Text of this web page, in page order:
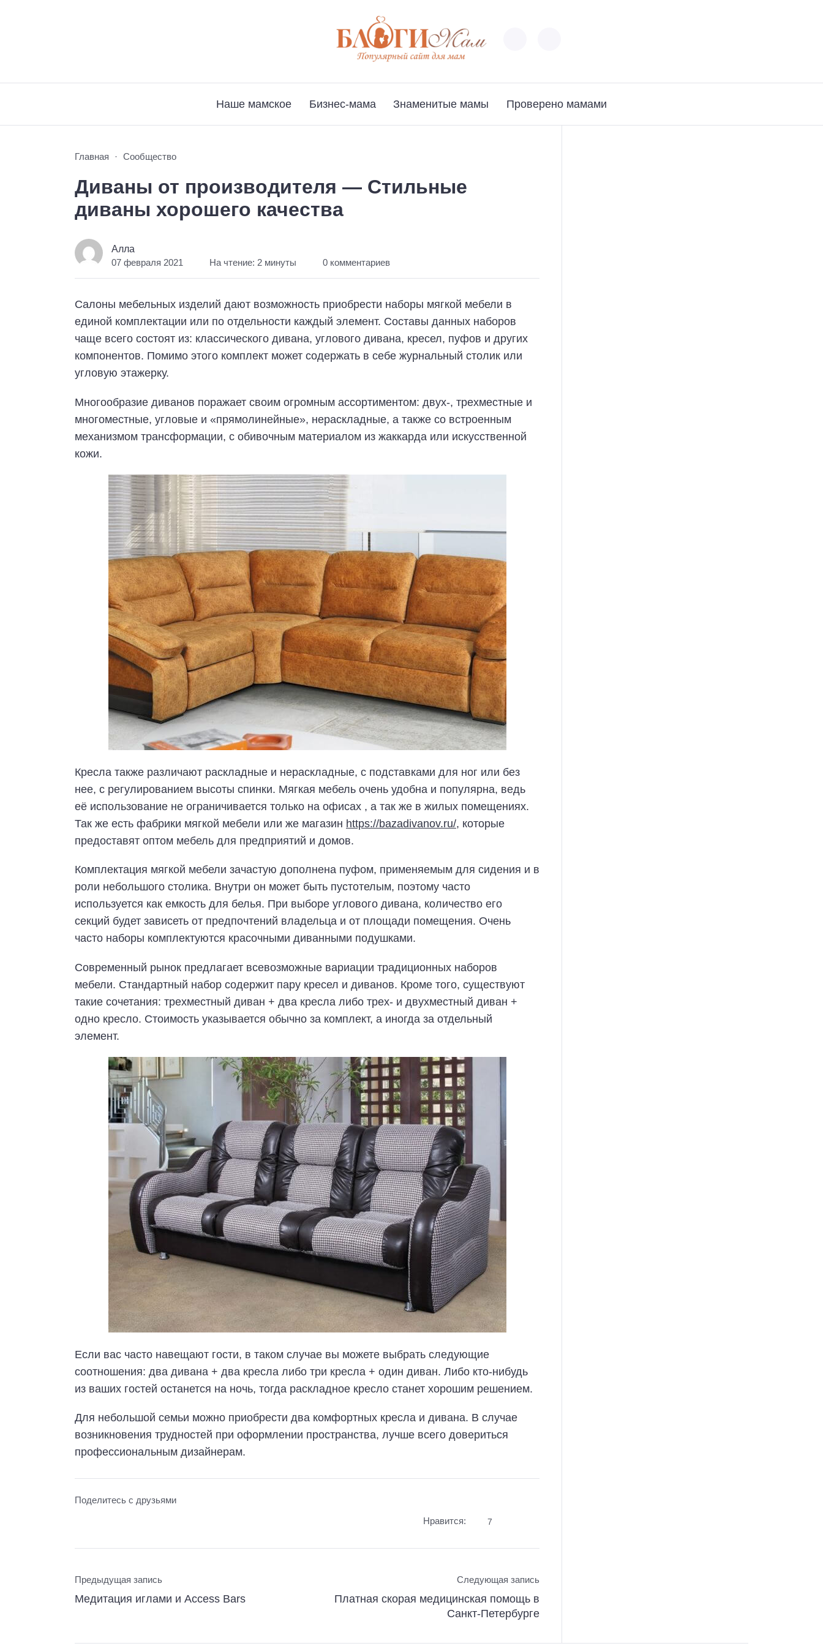
Наше мамское Бизнес-мама Знаменитые мамы Проверено мамами
Главная Сообщество
Диваны от производителя — Стильные
диваны хорошего качества
Алла
07 февраля 2021 На чтение: 2 минуты 0 комментариев
Салоны мебельных изделий дают возможность приобрести наборы мягкой мебели в
единой комплектации или по отдельности каждый элемент. Составы данных наборов
чаще всего состоят из: классического дивана, углового дивана, кресел, пуфов и других
компонентов. Помимо этого комплект может содержать в себе журнальный столик или
угловую этажерку.
Многообразие диванов поражает своим огромным ассортиментом: двух-, трехместные и
многоместные, угловые и «прямолинейные», нераскладные, а также со встроенным
механизмом трансформации, с обивочным материалом из жаккарда или искусственной
кожи.
Кресла также различают раскладные и нераскладные, с подставками для ног или без
нее, с регулированием высоты спинки. Мягкая мебель очень удобна и популярна, ведь
её использование не ограничивается только на офисах , а так же в жилых помещениях.
Так же есть фабрики мягкой мебели или же магазин https://bazadivanov.ru/, которые
предоставят оптом мебель для предприятий и домов.
Комплектация мягкой мебели зачастую дополнена пуфом, применяемым для сидения и в
роли небольшого столика. Внутри он может быть пустотелым, поэтому часто
используется как емкость для белья. При выборе углового дивана, количество его
секций будет зависеть от предпочтений владельца и от площади помещения. Очень
часто наборы комплектуются красочными диванными подушками.
Современный рынок предлагает всевозможные вариации традиционных наборов
мебели. Стандартный набор содержит пару кресел и диванов. Кроме того, существуют
такие сочетания: трехместный диван + два кресла либо трех- и двухместный диван +
одно кресло. Стоимость указывается обычно за комплект, а иногда за отдельный
элемент.
Если вас часто навещают гости, в таком случае вы можете выбрать следующие
соотношения: два дивана + два кресла либо три кресла + один диван. Либо кто-нибудь
из ваших гостей останется на ночь, тогда раскладное кресло станет хорошим решением.
Для небольшой семьи можно приобрести два комфортных кресла и дивана. В случае
возникновения трудностей при оформлении пространства, лучше всего довериться
профессиональным дизайнерам.
Поделитесь с друзьями
Нравится: 7
Предыдущая запись
Медитация иглами и Access Bars
Следующая запись
Платная скорая медицинская помощь в
Санкт-Петербурге